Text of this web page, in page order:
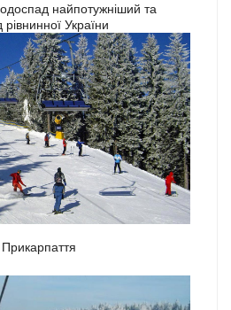
найпотужніший та
України
Прикарпаття